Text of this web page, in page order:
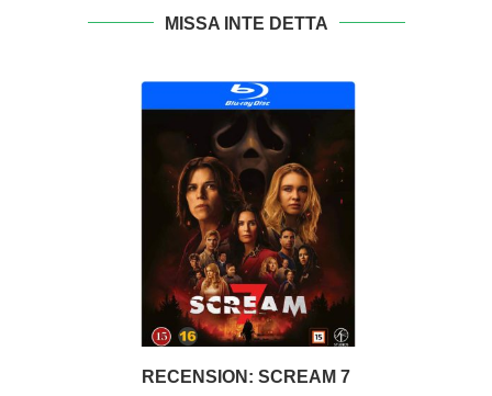
MISSA INTE DETTA
RECENSION: SCREAM 7